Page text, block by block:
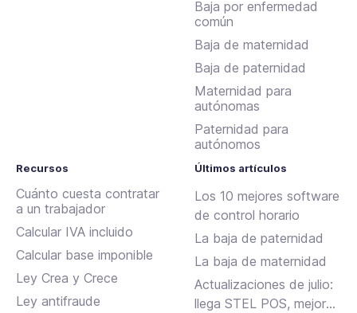
Baja por enfermedad
común
Baja de maternidad
Baja de paternidad
Maternidad para
autónomas
Paternidad para
autónomos
Recursos
Cuánto cuesta contratar
a un trabajador
Calcular IVA incluido
Calcular base imponible
Ley Crea y Crece
Ley antifraude
Últimos artículos
Los 10 mejores software
de control horario
La baja de paternidad
La baja de maternidad
Actualizaciones de julio:
llega STEL POS, mejoras